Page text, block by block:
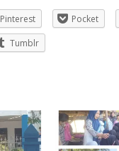
Pinterest Pocket
Tumblr